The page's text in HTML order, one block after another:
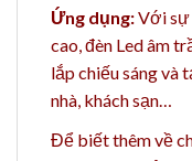
Ứng dụng:Với sự
cao, đèn Led âm
lắp chiếu sáng và
nhà, khách sạn…
Để biết thêm về